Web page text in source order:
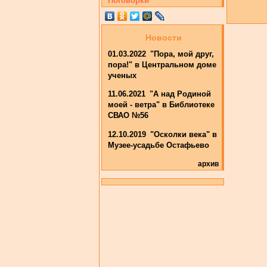
Новости
01.03.2022 "Пора, мой друг,
пора!" в Центральном доме
ученых
11.06.2021 "А над Родиной
моей - ветра" в Библиотеке
СВАО №56
12.10.2019 "Осколки века" в
Музее-усадьбе Остафьево
архив